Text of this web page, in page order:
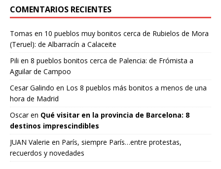
COMENTARIOS RECIENTES
Tomas en 10 pueblos muy bonitos cerca de Rubielos de Mora
(Teruel): de Albarracín a Calaceite
Pili en 8 pueblos bonitos cerca de Palencia: de Frómista a
Aguilar de Campoo
Cesar Galindo en Los 8 pueblos más bonitos a menos de una
hora de Madrid
Oscaren Qué visitar en la provincia de Barcelona: 8
destinos imprescindibles
JUAN Valerie en París, siempre París…entre protestas,
recuerdos y novedades